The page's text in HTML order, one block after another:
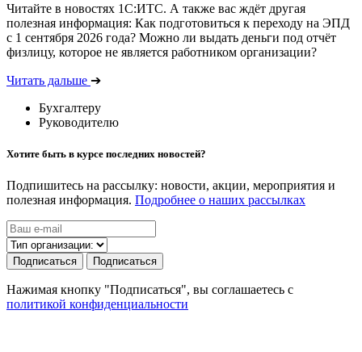
Читайте в новостях 1С:ИТС. А также вас ждёт другая
полезная информация: Как подготовиться к переходу на ЭПД
с 1 сентября 2026 года? Можно ли выдать деньги под отчёт
физлицу, которое не является работником организации?
Читать дальше ➔
Бухгалтеру
Руководителю
Хотите быть в курсе последних новостей?
Подпишитесь на рассылку: новости, акции, мероприятия и
полезная информация. Подробнее о наших рассылках
Подписаться Подписаться
Нажимая кнопку "Подписаться", вы соглашаетесь с
политикой конфиденциальности